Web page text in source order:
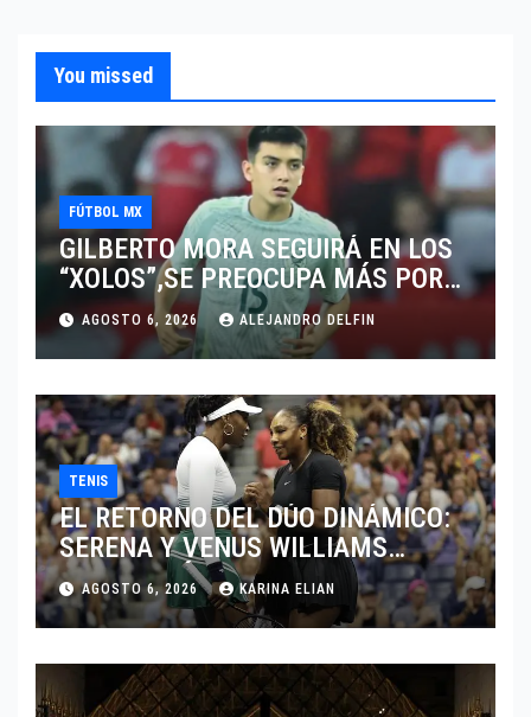
You missed
FÚTBOL MX
GILBERTO MORA SEGUIRÁ EN LOS
“XOLOS”,SE PREOCUPA MÁS POR
JUGAR EN SU EQUIPO.
AGOSTO 6, 2026 ALEJANDRO DELFIN
TENIS
EL RETORNO DEL DÚO DINÁMICO:
SERENA Y VENUS WILLIAMS
DISPUTARÁN LOS DOBLES EN
CINCINNATI 2026
AGOSTO 6, 2026 KARINA ELIAN